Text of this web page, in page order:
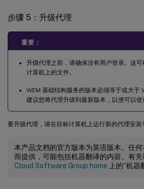
步骤 5：升级代理
重要：
升级代理之前，请确保没有用户登录。这
计算机上的文件。
WEM 基础结构服务的版本必须等于或大于
建议您将代理升级到最新版本，以便可以使
要升级代理，请在目标计算机上运行新的代理安装
本产品文档的官方版本为英语版本。任
而提供，可能包括机器翻译的内容。有
Cloud Software Group home 上的“机器